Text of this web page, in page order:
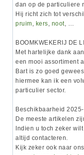
dan op de particuliere
Hij richt zich tot
pruim, kers, noot, …
BOOMKWEKERIJ DE
Met hartelijke dank aan
een mooi assortiment
Bart is zo goed
hiermee kan ik een
particulier sector.
Beschikbaarheid
De meeste artikelen
Indien u toch zeker
altijd contacteren.
Kijk zeker ook naar